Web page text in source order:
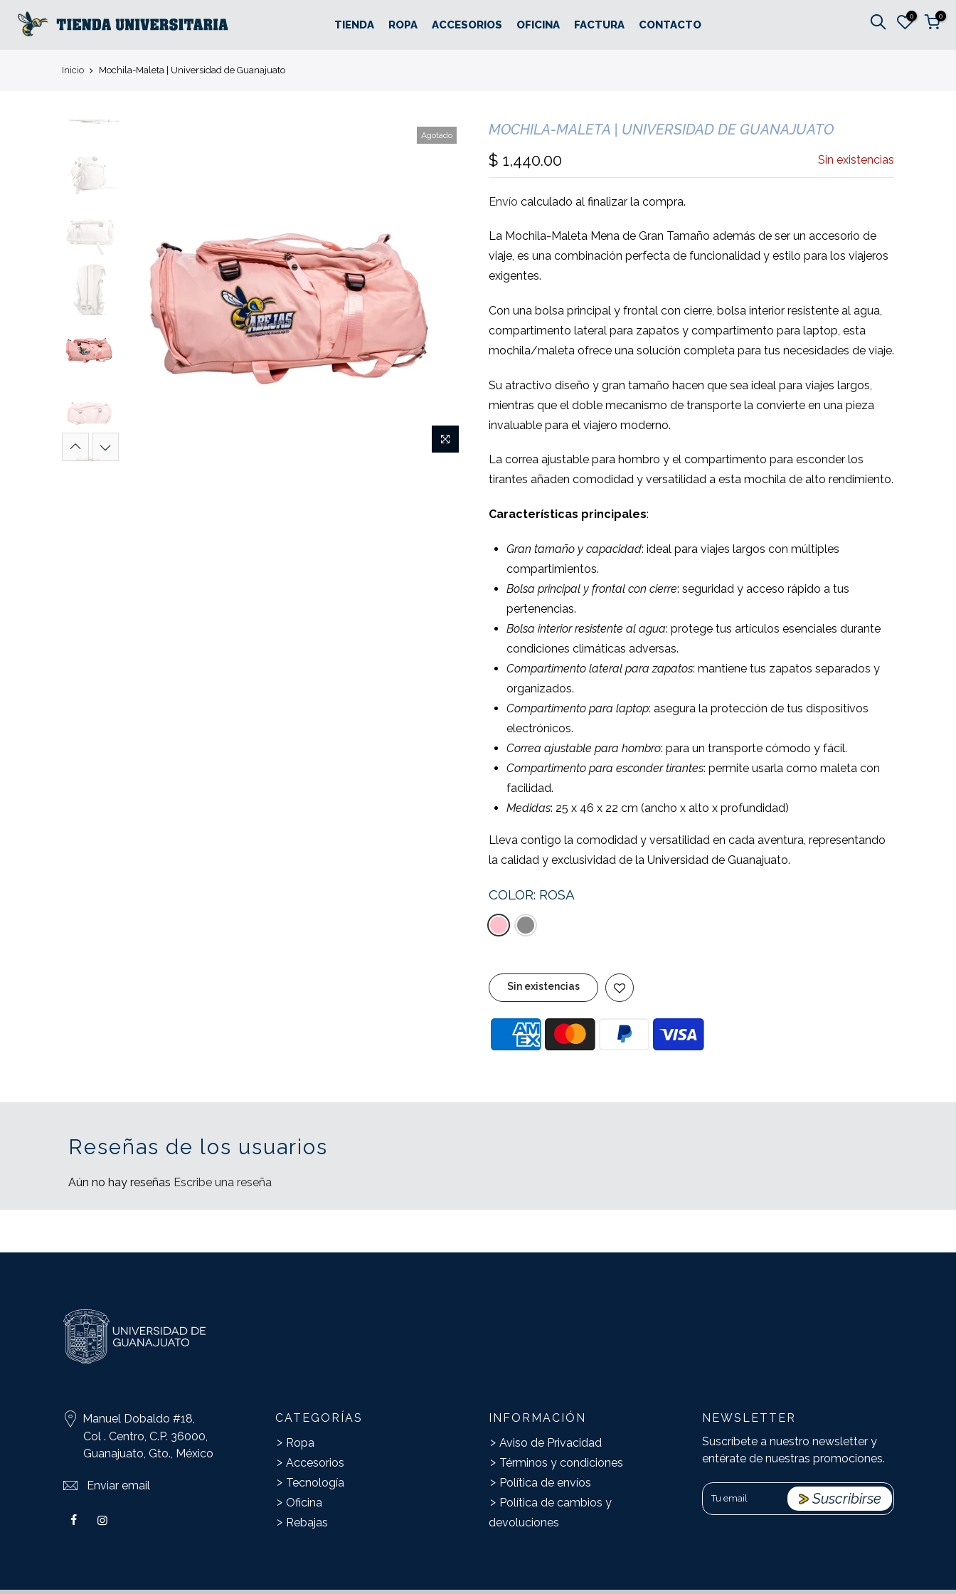
TIENDA ROPA ACCESORIOS OFICINA FACTURA CONTACTO
0 0
Inicio Mochila-Maleta | Universidad de Guanajuato
Agotado MOCHILA-MALETA | UNIVERSIDAD DE GUANAJUATO
$ 1,440.00 Sin existencias
Envío calculado al finalizar la compra.
La Mochila-Maleta Mena de Gran Tamaño además de ser un accesorio de
viaje, es una combinación perfecta de funcionalidad y estilo para los viajeros
exigentes.
Con una bolsa principal y frontal con cierre, bolsa interior resistente al agua,
compartimento lateral para zapatos y compartimento para laptop, esta
mochila/maleta ofrece una solución completa para tus necesidades de viaje.
Su atractivo diseño y gran tamaño hacen que sea ideal para viajes largos,
mientras que el doble mecanismo de transporte la convierte en una pieza
invaluable para el viajero moderno.
La correa ajustable para hombro y el compartimento para esconder los
tirantes añaden comodidad y versatilidad a esta mochila de alto rendimiento.
Características principales:
Gran tamaño y capacidad: ideal para viajes largos con múltiples
compartimientos.
Bolsa principal y frontal con cierre: seguridad y acceso rápido a tus
pertenencias.
Bolsa interior resistente al agua: protege tus artículos esenciales durante
condiciones climáticas adversas.
Compartimento lateral para zapatos: mantiene tus zapatos separados y
organizados.
Compartimento para laptop: asegura la protección de tus dispositivos
electrónicos.
Correa ajustable para hombro: para un transporte cómodo y fácil.
Compartimento para esconder tirantes: permite usarla como maleta con
facilidad.
Medidas: 25 x 46 x 22 cm (ancho x alto x profundidad)
Lleva contigo la comodidad y versatilidad en cada aventura, representando
la calidad y exclusividad de la Universidad de Guanajuato.
COLOR: ROSA
Sin existencias
Reseñas de los usuarios
Aún no hay reseñas Escribe una reseña
Manuel Dobaldo #18,
Col . Centro, C.P. 36000,
Guanajuato, Gto., México
Enviar email
CATEGORÍAS
Ropa
Accesorios
Tecnología
Oficina
Rebajas
INFORMACIÓN
Aviso de Privacidad
Términos y condiciones
Política de envíos
Política de cambios y
devoluciones
NEWSLETTER
Suscríbete a nuestro newsletter y
entérate de nuestras promociones.
Suscribirse